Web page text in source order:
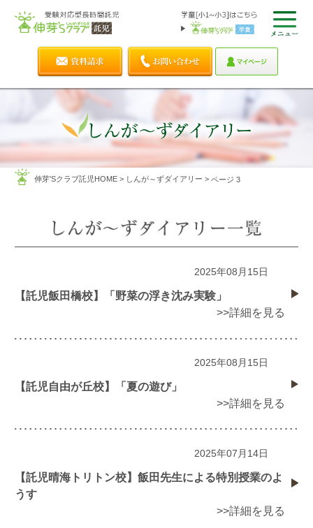
伸芽'Sクラブ託児HOME> しんが～ずダイアリー > ページ 3
2025年08月15日
【託児飯田橋校】「野菜の浮き沈み実験」
>>詳細を見る
2025年08月15日
【託児自由が丘校】「夏の遊び」
>>詳細を見る
2025年07月14日
【託児晴海トリトン校】飯田先生による特別授業のよ
うす
>>詳細を見る